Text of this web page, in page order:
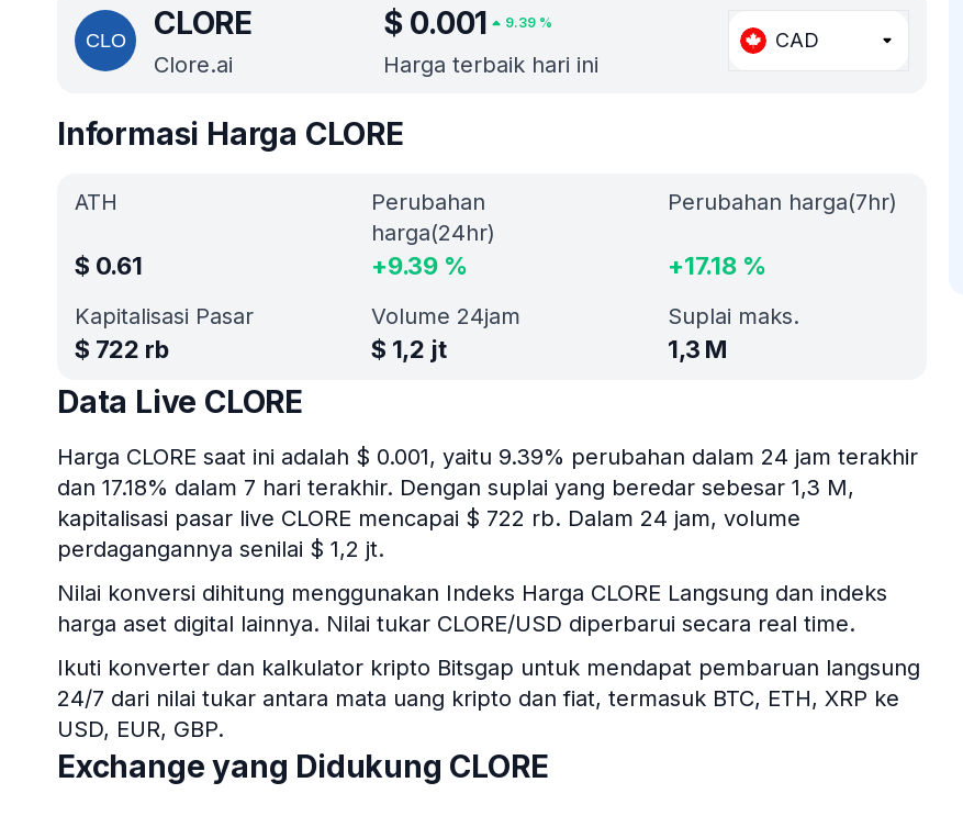
CLORE
Clore.ai
$ 0.001 9.39 %
Harga terbaik hari ini
CAD
Informasi Harga CLORE
ATH
$ 0.61
Kapitalisasi Pasar
$ 722 rb
Perubahan
harga(24hr)
+9.39 %
Perubahan harga(7hr)
+17.18%
Volume 24jam
$ 1,2 jt
Suplai maks.
1,3 M
Data Live CLORE
Harga CLORE saat ini adalah $ 0.001, yaitu 9.39% perubahan dalam 24 jam terakhir
dan 17.18% dalam 7 hari terakhir. Dengan suplai yang beredar sebesar 1,3 M,
kapitalisasi pasar live CLORE mencapai $ 722 rb. Dalam 24 jam, volume
perdagangannya senilai $ 1,2 jt.
Nilai konversi dihitung menggunakan Indeks Harga CLORE Langsung dan indeks
harga aset digital lainnya. Nilai tukar CLORE/USD diperbarui secara real time.
Ikuti konverter dan kalkulator kripto Bitsgap untuk mendapat pembaruan langsung
24/7 dari nilai tukar antara mata uang kripto dan fiat, termasuk BTC, ETH, XRP ke
USD, EUR, GBP.
Exchange yang Didukung CLORE